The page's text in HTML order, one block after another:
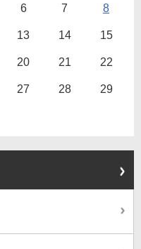
6 7 8
13 14 15
20 21 22
27 28 29